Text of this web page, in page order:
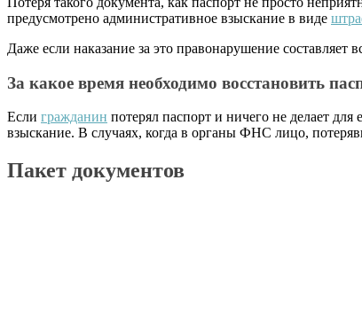
предусмотрено административное взыскание в виде
Даже если наказание за это правонарушение составляет
За какое время необходимо восстановить
Если гражданин потерял паспорт и ничего не делает для
взыскание. В случаях, когда в органы ФНС лицо,
Пакет документов